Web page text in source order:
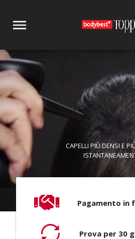
CAPELLI PIÙ DENSI E
Pagamento in
Prova per 30